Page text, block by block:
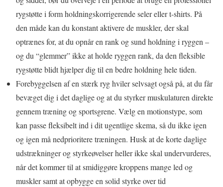
rygstøtte i form holdningskorrigerende seler eller t-shirts. På
den måde kan du konstant aktivere de muskler, der skal
optrænes for, at du opnår en rank og sund holdning i ryggen –
og du “glemmer” ikke at holde ryggen rank, da den fleksible
rygstøtte blidt hjælper dig til en bedre holdning hele tiden.
Forebyggelsen af en stærk ryg hviler selvsagt også på, at du får
bevæget dig i det daglige og at du styrker muskulaturen direkte
gennem træning og sportsgrene. Vælg en motionstype, som
kan passe fleksibelt ind i dit ugentlige skema, så du ikke igen
og igen må nedprioritere træningen. Husk at de korte daglige
udstrækninger og styrkeøvelser heller ikke skal undervurderes,
når det kommer til at smidiggøre kroppens mange led og
muskler samt at opbygge en solid styrke over tid